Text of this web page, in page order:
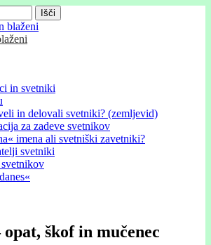
in svetniki
in delovali svetniki? (zemljevid)
za zadeve svetnikov
imena ali svetniški zavetniki?
svetniki
škof in mučenec